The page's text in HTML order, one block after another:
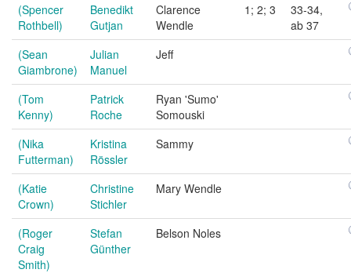
(Spencer
Rothbell)
Benedikt
Gutjan
Clarence
Wendle
1; 2; 3
33-34,
ab 37
(Sean
Giambrone)
Julian
Manuel
Jeff
(Tom
Kenny)
Patrick
Roche
Ryan 'Sumo'
Somouski
(Nika
Futterman)
Kristina
Rössler
Sammy
(Katie
Crown)
Christine
Stichler
Mary Wendle
(Roger
Craig
Smith)
Stefan
Günther
Belson Noles